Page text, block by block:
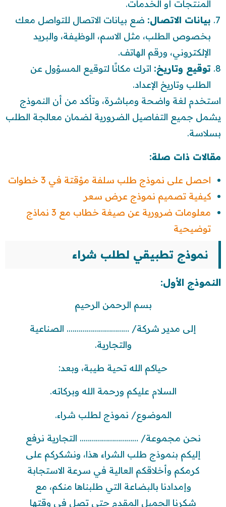
المنتجات أو الخدمات.
بيانات الاتصال: ضع بيانات الاتصال للتواصل معك
بخصوص الطلب، مثل الاسم، الوظيفة، والبريد
الإلكتروني، ورقم الهاتف.
توقيع وتاريخ: اترك مكانًا لتوقيع المسؤول عن
الطلب وتاريخ الإعداد.
استخدم لغة واضحة ومباشرة، وتأكد من أن النموذج
يشمل جميع التفاصيل الضرورية لضمان معالجة الطلب
بسلاسة.
مقالات ذات صلة:
احصل على نموذج طلب سلفة مؤقتة في 3 خطوات
كيفية تصميم نموذج عرض سعر
معلومات ضرورية عن صيغة خطاب مع 3 نماذج
توضيحية
نموذج تطبيقي لطلب شراء
النموذج الأول:
بسم الرحمن الرحيم
إلى مدير شركة/ …………………………. الصناعية
والتجارية.
حياكم الله تحية طيبة، وبعد:
السلام عليكم ورحمة الله وبركاته.
الموضوع/ نموذج لطلب شراء.
نحن مجموعة/ ……………………….. التجارية نرفع
إليكم بنموذج طلب الشراء هذا، ونشكركم على
كرمكم وأخلاقكم العالية في سرعة الاستجابة
وإمدادنا بالبضاعة التي طلبناها منكم، مع
شكرنا الجميل المقدم حتى تصل في وقتها